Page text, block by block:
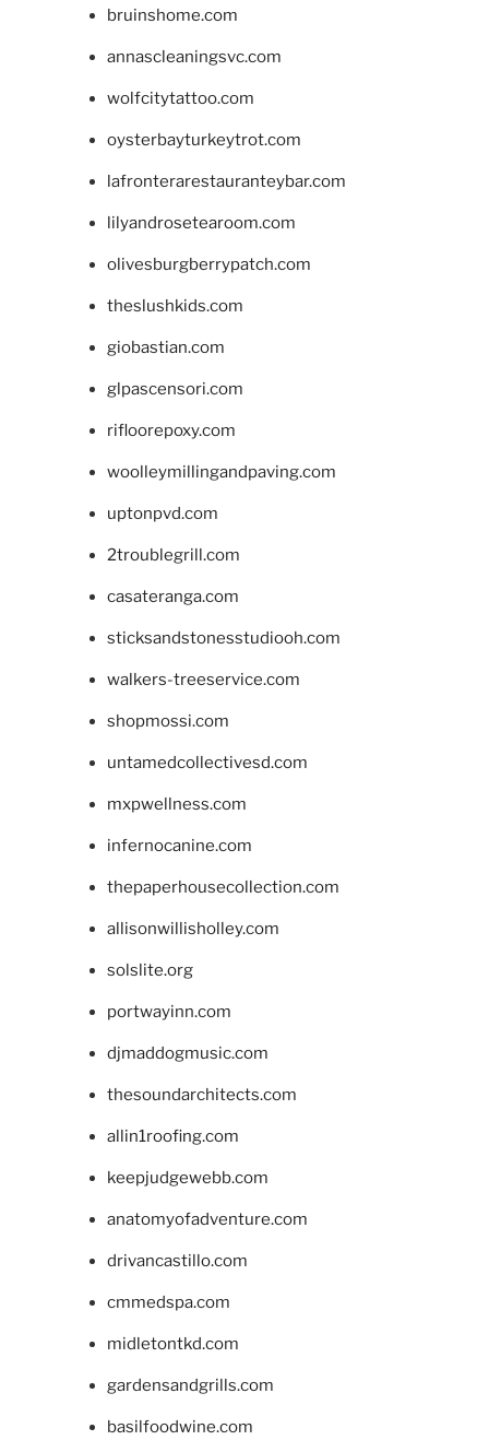
bruinshome.com
annascleaningsvc.com
wolfcitytattoo.com
oysterbayturkeytrot.com
lafronterarestauranteybar.com
lilyandrosetearoom.com
olivesburgberrypatch.com
theslushkids.com
giobastian.com
glpascensori.com
rifloorepoxy.com
woolleymillingandpaving.com
uptonpvd.com
2troublegrill.com
casateranga.com
sticksandstonesstudiooh.com
walkers-treeservice.com
shopmossi.com
untamedcollectivesd.com
mxpwellness.com
infernocanine.com
thepaperhousecollection.com
allisonwillisholley.com
solslite.org
portwayinn.com
djmaddogmusic.com
thesoundarchitects.com
allin1roofing.com
keepjudgewebb.com
anatomyofadventure.com
drivancastillo.com
cmmedspa.com
midletontkd.com
gardensandgrills.com
basilfoodwine.com